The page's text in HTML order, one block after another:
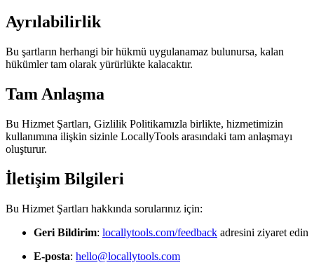
Ayrılabilirlik
Bu şartların herhangi bir hükmü uygulanamaz bulunursa, kalan
hükümler tam olarak yürürlükte kalacaktır.
Tam Anlaşma
Bu Hizmet Şartları, Gizlilik Politikamızla birlikte, hizmetimizin
kullanımına ilişkin sizinle LocallyTools arasındaki tam anlaşmayı
oluşturur.
İletişim Bilgileri
Bu Hizmet Şartları hakkında sorularınız için:
Geri Bildirim: locallytools.com/feedback adresini ziyaret edin
E-posta: hello@locallytools.com